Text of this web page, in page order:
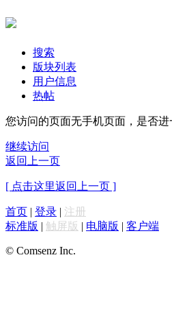
搜索
版块列表
用户信息
热帖
您访问的页面无手机页面，是否进
继续访问
返回上一页
[ 点击这里返回上一页 ]
首页 | 登录 | 注册
标准版 | 触屏版 | 电脑版 | 客户端
© Comsenz Inc.